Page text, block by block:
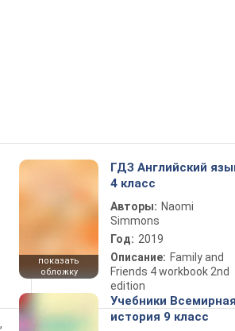
показать
обложку
ГДЗ Английский
4 класс
Авторы: Naomi
Simmons
Год: 2019
Описание: Family and
Friends 4 workbook 2nd
edition
Учебники Всемирная
история 9 класс